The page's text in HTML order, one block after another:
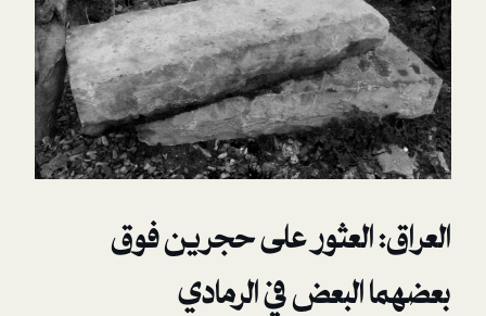
العثور على حجرين فوق
في الرمادي